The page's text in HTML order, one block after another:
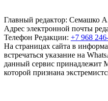
Главный редактор: Семашко
Адрес электронной почты
Телефон Редакции: +7 968
На страницах сайта в
встречаться указание на
данный сервис принадлежит
которой признана